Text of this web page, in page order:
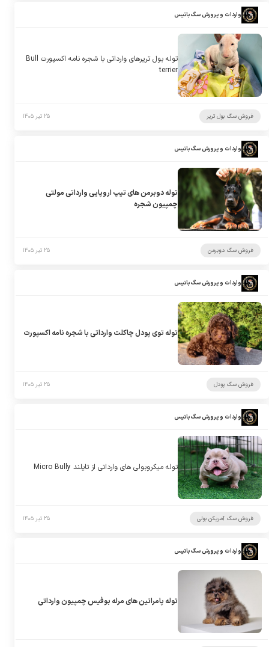
واردات و پرورش سگ باتیس
توله بول تریرهای وارداتی با شجره نامه اکسپورت Bull
terrier
فروش سگ بول تریر ۲۵ تیر ۱۴۰۵
واردات و پرورش سگ باتیس
توله دوبرمن های تیپ اروپایی وارداتی مولتی
چمپیون شجره
فروش سگ دوبرمن ۲۵ تیر ۱۴۰۵
واردات و پرورش سگ باتیس
توله توی پودل چاکلت وارداتی با شجره نامه اکسپورت
فروش سگ پودل ۲۵ تیر ۱۴۰۵
واردات و پرورش سگ باتیس
توله میکروبولی های وارداتی از تایلند Micro Bully
فروش سگ آمریکن بولی ۲۵ تیر ۱۴۰۵
واردات و پرورش سگ باتیس
توله پامرانین های مرله بوفیس چمپیون وارداتی